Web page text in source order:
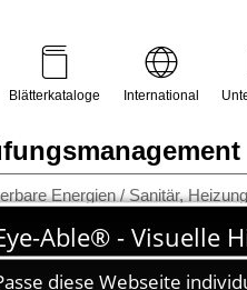
Energien / Sanitär,
Blätterkataloge International